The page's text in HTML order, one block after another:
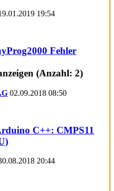
19:54
Fehler
02.09.2018 08:50
C++: CMPS11
20:44